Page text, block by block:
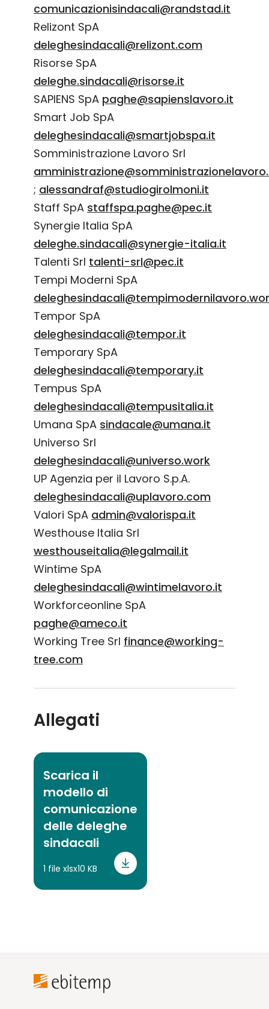
comunicazionisindacali@randstad.it
Relizont SpA
deleghesindacali@relizont.com
Risorse SpA
deleghe.sindacali@risorse.it
SAPIENS SpA paghe@sapienslavoro.it
Smart Job SpA
deleghesindacali@smartjobspa.it
Somministrazione Lavoro Srl
; alessandraf@studiogirolmoni.it
Staff SpA staffspa.paghe@pec.it
Synergie Italia SpA
deleghe.sindacali@synergie-italia.it
Talenti Srl talenti-srl@pec.it
Tempi Moderni SpA
Tempor SpA
deleghesindacali@tempor.it
Temporary SpA
deleghesindacali@temporary.it
Tempus SpA
deleghesindacali@tempusitalia.it
Umana SpA sindacale@umana.it
Universo Srl
deleghesindacali@universo.work
UP Agenzia per il Lavoro S.p.A.
deleghesindacali@uplavoro.com
Valori SpA admin@valorispa.it
Westhouse Italia Srl
westhouseitalia@legalmail.it
Wintime SpA
deleghesindacali@wintimelavoro.it
Workforceonline SpA
paghe@ameco.it
Working Tree Srl finance@working-
tree.com
Allegati
Scarica il
modello di
comunicazione
delle deleghe
sindacali
1 file xlsx10 KB